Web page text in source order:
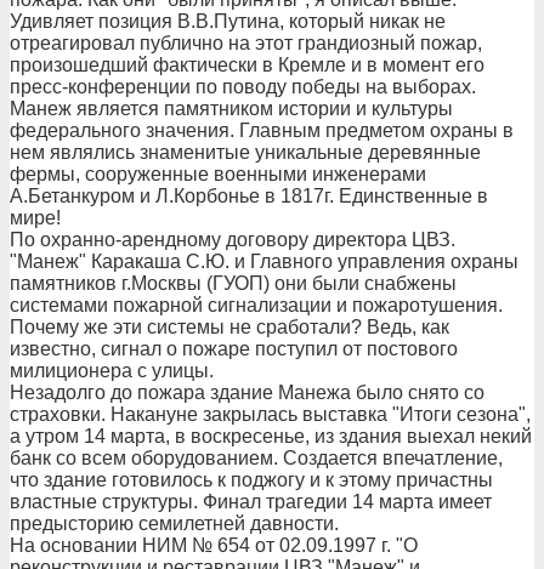
Удивляет позиция В.В.Путина, который никак не
отреагировал публично на этот грандиозный пожар,
произошедший фактически в Кремле и в момент его
пресс-конференции по поводу победы на выборах.
Манеж является памятником истории и культуры
федерального значения. Главным предметом охраны в
нем являлись знаменитые уникальные деревянные
фермы, сооруженные военными инженерами
А.Бетанкуром и Л.Корбонье в 1817г. Единственные в
мире!
По охранно-арендному договору директора ЦВЗ.
"Манеж" Каракаша С.Ю. и Главного управления охраны
памятников г.Москвы (ГУОП) они были снабжены
системами пожарной сигнализации и пожаротушения.
Почему же эти системы не сработали? Ведь, как
известно, сигнал о пожаре поступил от постового
милиционера с улицы.
Незадолго до пожара здание Манежа было снято со
страховки. Накануне закрылась выставка "Итоги сезона",
а утром 14 марта, в воскресенье, из здания выехал некий
банк со всем оборудованием. Создается впечатление,
что здание готовилось к поджогу и к этому причастны
властные структуры. Финал трагедии 14 марта имеет
предысторию семилетней давности.
На основании НИМ № 654 от 02.09.1997 г. "О